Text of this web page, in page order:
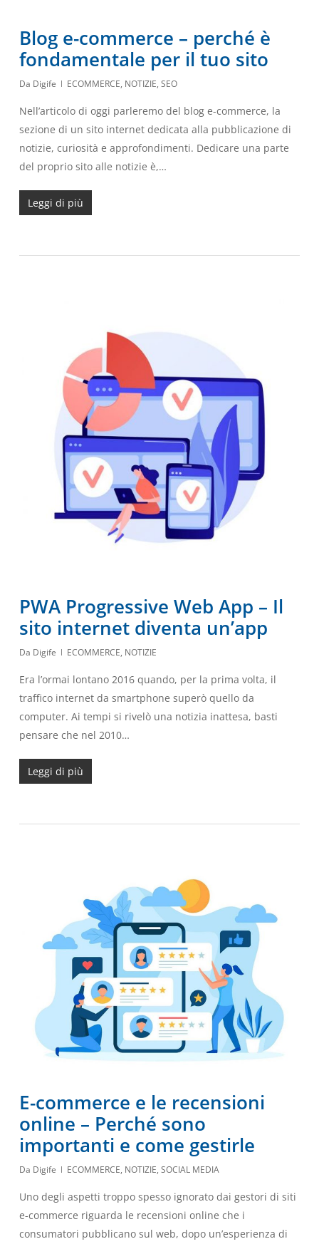
Blog e-commerce – perché è
fondamentale per il tuo sito
Da Digife ECOMMERCE, NOTIZIE, SEO
Nell’articolo di oggi parleremo del blog e-commerce, la
sezione di un sito internet dedicata alla pubblicazione di
notizie, curiosità e approfondimenti. Dedicare una parte
del proprio sito alle notizie è,…
Leggi di più
PWA Progressive Web App – Il
sito internet diventa un’app
Da Digife ECOMMERCE, NOTIZIE
Era l’ormai lontano 2016 quando, per la prima volta, il
traffico internet da smartphone superò quello da
computer. Ai tempi si rivelò una notizia inattesa, basti
pensare che nel 2010…
Leggi di più
E-commerce e le recensioni
online – Perché sono
importanti e come gestirle
Da Digife ECOMMERCE, NOTIZIE, SOCIAL MEDIA
Uno degli aspetti troppo spesso ignorato dai gestori di siti
e-commerce riguarda le recensioni online che i
consumatori pubblicano sul web, dopo un’esperienza di